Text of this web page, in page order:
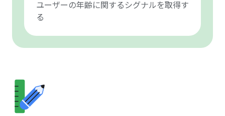
ユーザーの年齢に関するシグナルを取得す
る